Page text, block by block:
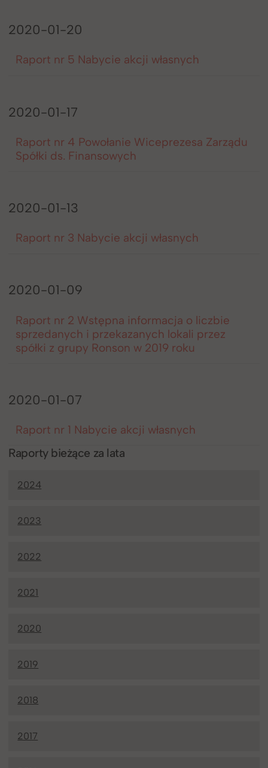
2020-01-20
Raport nr 5 Nabycie akcji własnych
2020-01-17
Raport nr 4 Powołanie Wiceprezesa Zarządu
Spółki ds. Finansowych
2020-01-13
Raport nr 3 Nabycie akcji własnych
2020-01-09
Raport nr 2 Wstępna informacja o liczbie
sprzedanych i przekazanych lokali przez
spółki z grupy Ronson w 2019 roku
2020-01-07
Raport nr 1 Nabycie akcji własnych
Raporty bieżące za lata
2024
2023
2022
2021
2020
2019
2018
2017